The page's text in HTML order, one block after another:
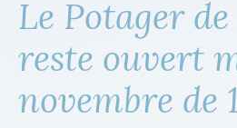
Le Potager
reste ouvert
novembre de